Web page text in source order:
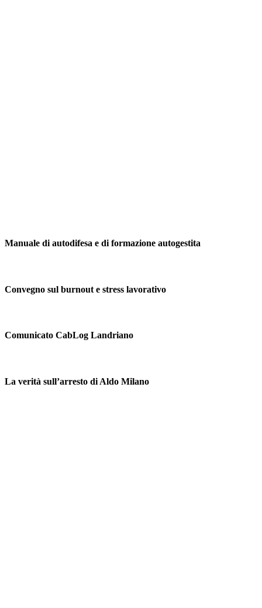
Manuale di autodifesa e di formazione autogestita
Convegno sul burnout e stress lavorativo
Comunicato CabLog Landriano
La verità sull’arresto di Aldo Milano